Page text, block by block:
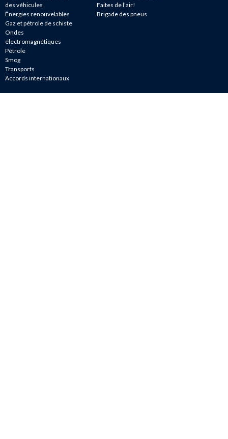
des véhicules
Énergies renouvelables
Gaz et pétrole de schiste
Ondes
électromagnétiques
Pétrole
Smog
Transports
Accords internationaux
Faites de l’air!
Brigade des pneus